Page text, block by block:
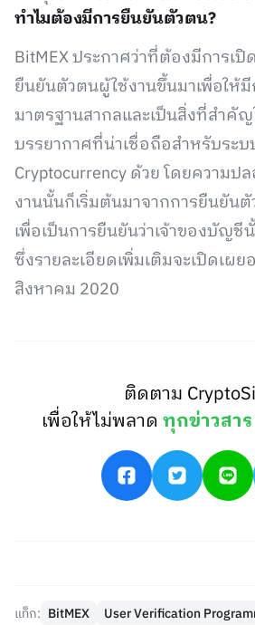
ทำไมต้องมีการยืนยันตัวตน?
BitMEX ประกาศว่าที่ต้องมีการเ
ยืนยันตัวตนผู้ใช้งานขึ้นมาเพื่อให้
มาตรฐานสากลและเป็นสิ่งที่สำคัญ
บรรยากาศที่น่าเชื่อถือสำหรับระบ
Cryptocurrency ด้วย โดยความป
งานนั้นก็เริ่มต้นมาจากการยืนยัน
เพื่อเป็นการยืนยันว่าเจ้าของบัญชี
ซึ่งรายละเอียดเพิ่มเติมจะเปิดเผ
สิงหาคม 2020
ติดตาม
เพื่อให้ไม่พลาดทุกข่าวสาร
แท็ก: BitMEX User Verification